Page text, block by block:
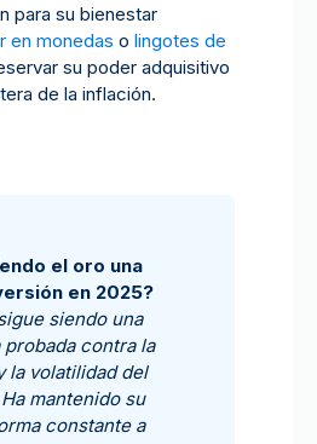
para su bienestar
en monedas o lingotes de
su poder adquisitivo
de la inflación.
el oro una
en 2025?
siendo una
contra la
la volatilidad del
mantenido su
constante a